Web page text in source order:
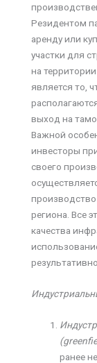
Резидентом
аренду или
участки для
на
является то,
выход на
Важной
инвесторы
своего
региона. Все
качества
ранее